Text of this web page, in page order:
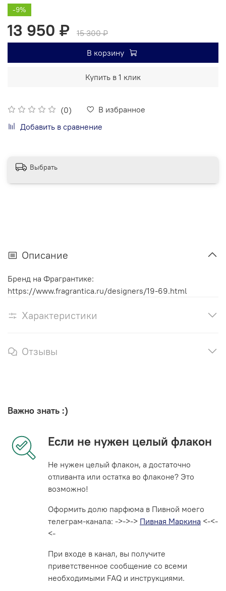
(0)
В избранное
Добавить в сравнение
-9%
13 950 ₽
15 300 ₽
В корзину
Купить в 1 клик
Выбрать
Описание
Бренд на Фрагрантике:
https://www.fragrantica.ru/designers/19-69.html
Характеристики
Отзывы
Важно знать :)
Если не нужен целый флакон
Не нужен целый флакон, а достаточно
отливанта или остатка во флаконе? Это
возможно!
Оформить долю парфюма в Пивной моего
телеграм-канала: ->->-> Пивная Маркина <-<-
<-
При входе в канал, вы получите
приветственное сообщение со всеми
необходимыми FAQ и инструкциями.